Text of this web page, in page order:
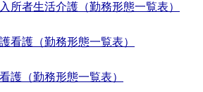
所者生活介護（勤務形態一覧表）
看護（勤務形態一覧表）
護（勤務形態一覧表）